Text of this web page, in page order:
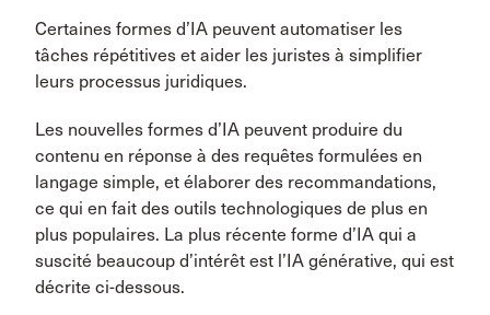
Certaines formes d’IA peuvent automatiser les
tâches répétitives et aider les juristes à simplifier
leurs processus juridiques.
Les nouvelles formes d’IA peuvent produire du
contenu en réponse à des requêtes formulées en
langage simple, et élaborer des recommandations,
ce qui en fait des outils technologiques de plus en
plus populaires. La plus récente forme d’IA qui a
suscité beaucoup d’intérêt est l’IA générative, qui est
décrite ci-dessous.